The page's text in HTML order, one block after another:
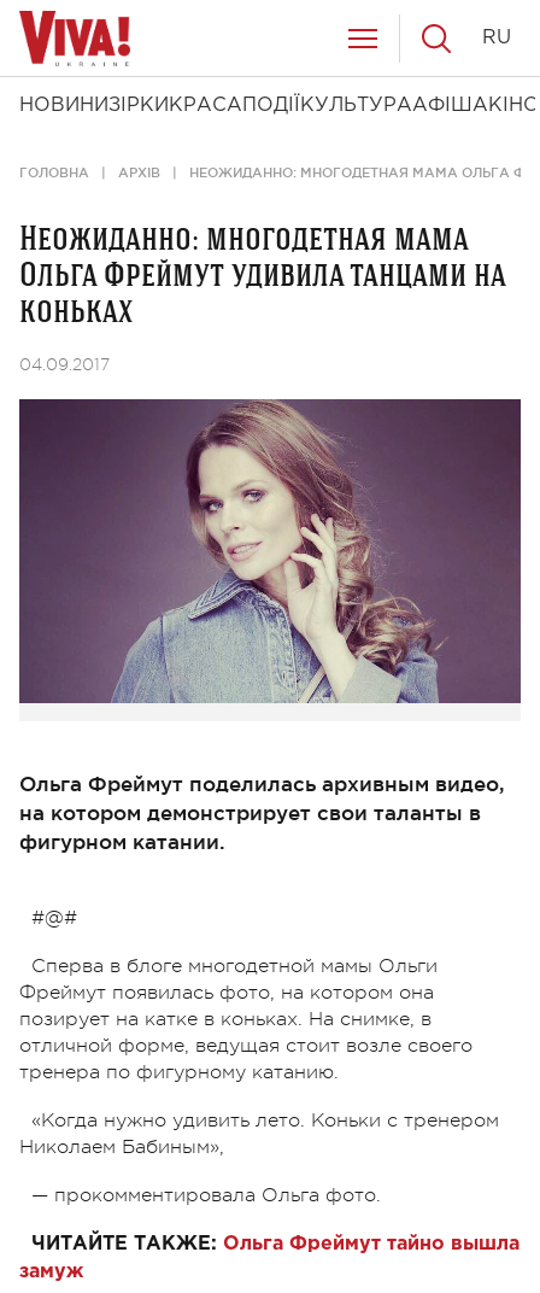
НОВИНИ ЗІРКИ КРАСА ПОДІЇ КУЛЬТУРААФІША КІНО
RU
ГОЛОВНА АРХІВ НЕОЖИДАННО: МНОГОДЕТНАЯ МАМА ОЛЬГА
Неожиданно: многодетная мама
Ольга Фреймут удивила танцами на
коньках
04.09.2017
Ольга Фреймут поделилась архивным видео,
на котором демонстрирует свои таланты в
фигурном катании.
#@#
Сперва в блоге многодетной мамы Ольги
Фреймут появилась фото, на котором она
позирует на катке в коньках. На снимке, в
отличной форме, ведущая стоит возле своего
тренера по фигурному катанию.
«Когда нужно удивить лето. Коньки с тренером
Николаем Бабиным»,
— прокомментировала Ольга фото.
ЧИТАЙТЕ ТАКЖЕ: Ольга Фреймут тайно вышла
замуж